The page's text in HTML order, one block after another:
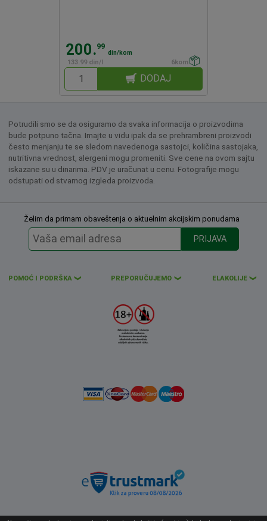
200.99
din/kom
133.99 din/l
6kom
DODAJ
Potrudili smo se da osiguramo da svaka informacija o proizvodima
bude potpuno tačna. Imajte u vidu ipak da se prehrambreni proizvodi
često menjanju te se sledom navedenoga sastojci, količina sastojaka,
nutritivna vrednost, alergeni mogu promeniti. Sve cene na ovom sajtu
iskazane su u dinarima. PDV je uračunat u cenu. Fotografije mogu
odstupati od stvarnog izgleda proizvoda.
Želim da primam obaveštenja o aktuelnim akcijskim ponudama
PRIJAVA
POMOĆ I PODRŠKA ❮ PREPORUČUJEMO ❮ ELAKOLIJE ❮